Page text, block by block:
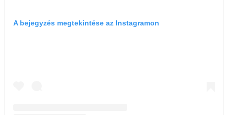
A bejegyzés megtekintése az Instagramon